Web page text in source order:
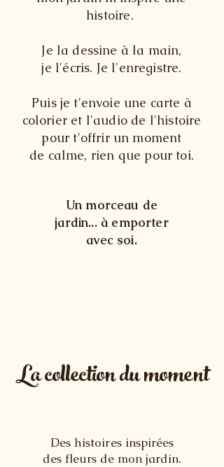
histoire.
Je la dessine à la main,
je l'écris. Je l'enregistre.
Puis je t'envoie une carte à
colorier et l'audio de l'histoire
pour t'offrir un moment
de calme, rien que pour toi.
Un morceau de
jardin... à emporter
avec soi.
La collection du moment
Des histoires inspirées
des fleurs de mon jardin.